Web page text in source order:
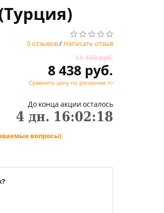
0 отзывов/ Написать отзыв
11 103 руб.
8 438 руб.
Сравнить цену по регионам >>
До конца акции осталось
4 дн. 16:02:18
вопросы)